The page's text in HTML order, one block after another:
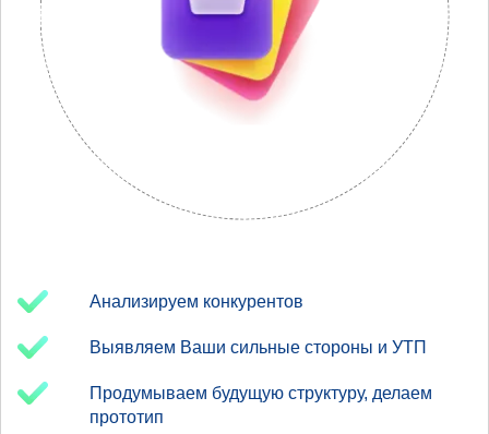
Анализируем конкурентов
Выявляем Ваши сильные стороны и УТП
Продумываем будущую структуру, делаем
прототип